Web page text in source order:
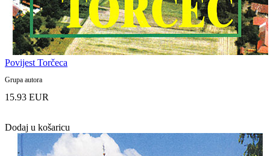
Povijest Torčeca
Grupa autora
15.93 EUR
Dodaj u košaricu